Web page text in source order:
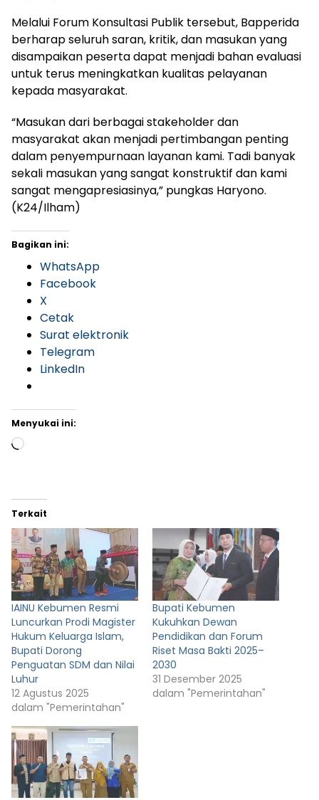
Melalui Forum Konsultasi Publik tersebut, Bapperida
berharap seluruh saran, kritik, dan masukan yang
disampaikan peserta dapat menjadi bahan evaluasi
untuk terus meningkatkan kualitas pelayanan
kepada masyarakat.
“Masukan dari berbagai stakeholder dan
masyarakat akan menjadi pertimbangan penting
dalam penyempurnaan layanan kami. Tadi banyak
sekali masukan yang sangat konstruktif dan kami
sangat mengapresiasinya,” pungkas Haryono.
(K24/Ilham)
Bagikan ini:
WhatsApp
Facebook
X
Cetak
Surat elektronik
Telegram
LinkedIn
Menyukai ini:
Memuat...
Terkait
IAINU Kebumen Resmi
Luncurkan Prodi Magister
Hukum Keluarga Islam,
Bupati Dorong
Penguatan SDM dan Nilai
Luhur
12 Agustus 2025
dalam "Pemerintahan"
Bupati Kebumen
Kukuhkan Dewan
Pendidikan dan Forum
Riset Masa Bakti 2025–
2030
31 Desember 2025
dalam "Pemerintahan"